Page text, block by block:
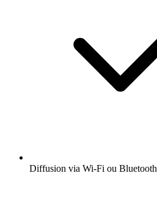
Diffusion via Wi-Fi ou Bluetooth